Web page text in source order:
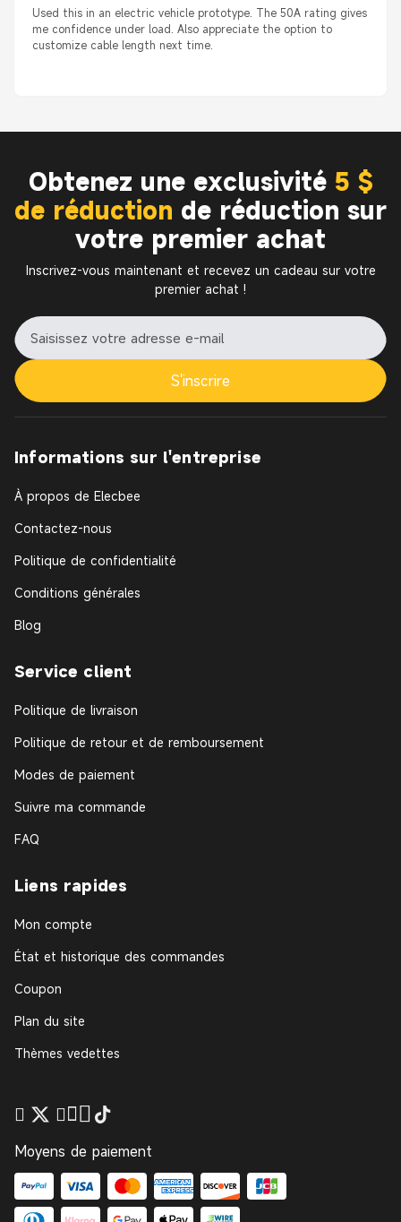
Used this in an electric vehicle prototype. The 50A rating gives
me confidence under load. Also appreciate the option to
customize cable length next time.
Obtenez une exclusivité 5 $
de réduction de réduction sur
votre premier achat
Inscrivez-vous maintenant et recevez un cadeau sur votre
premier achat !
S'inscrire
Informations sur l'entreprise
À propos de Elecbee
Contactez-nous
Politique de confidentialité
Conditions générales
Blog
Service client
Politique de livraison
Politique de retour et de remboursement
Modes de paiement
Suivre ma commande
FAQ
Liens rapides
Mon compte
État et historique des commandes
Coupon
Plan du site
Thèmes vedettes
Moyens de paiement